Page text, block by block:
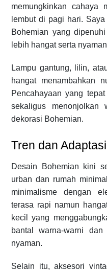
memungkinkan cahaya
lembut di pagi hari.
Bohemian yang
lebih hangat serta
Lampu gantung, lilin,
hangat menambahkan
Pencahayaan yang
sekaligus
dekorasi Bohemian.
Tren dan
Desain Bohemian kini
urban dan rumah
minimalisme dengan
terasa rapi namun
kecil yang
bantal warna-warni
nyaman.
Selain itu, aksesori